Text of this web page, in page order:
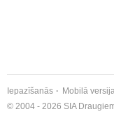
Iepazīšanās Mobilā
© 2004 - 2026 SIA